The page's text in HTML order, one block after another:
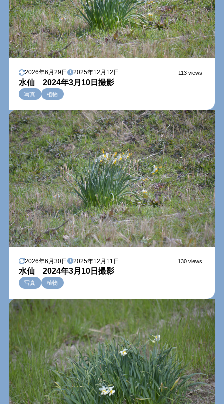
2026年6月29日 2025年12月12日 113 views
水仙 2024年3月10日撮影
写真 植物
2026年6月30日 2025年12月11日 130 views
水仙 2024年3月10日撮影
写真 植物